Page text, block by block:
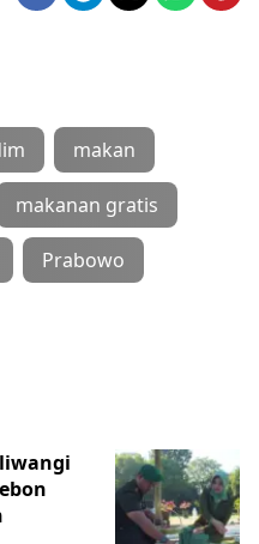
makan
makanan gratis
Prabowo